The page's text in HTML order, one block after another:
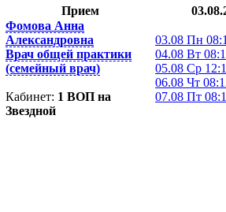
Прием
Фомова Анна
Александровна
Врач общей практики
(семейный врач)
Кабинет: 1 ВОП на
Звездной
03.08 Пн
04.08 Вт
05.08 Ср
06.08 Чт
07.08 Пт